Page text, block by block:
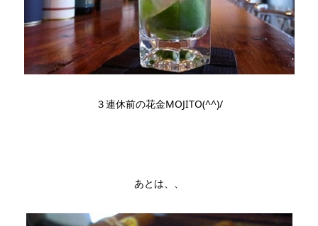
３連休前の花金MOJITO(^^)/
あとは、、